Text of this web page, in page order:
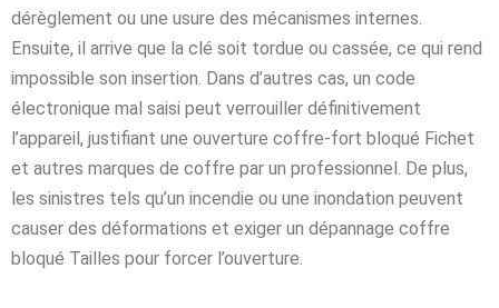
dérèglement ou une usure des mécanismes internes.
Ensuite, il arrive que la clé soit tordue ou cassée, ce qui rend
impossible son insertion. Dans d’autres cas, un code
électronique mal saisi peut verrouiller définitivement
l’appareil, justifiant une ouverture coffre-fort bloqué Fichet
et autres marques de coffre par un professionnel. De plus,
les sinistres tels qu’un incendie ou une inondation peuvent
causer des déformations et exiger un dépannage coffre
bloqué Tailles pour forcer l’ouverture.